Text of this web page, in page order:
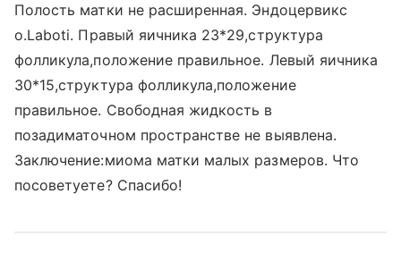
Полость матки не расширенная. Эндоцервикс
о.Laboti. Правый яичника 23*29,структура
фолликула,положение правильное. Левый яичника
30*15,структура фолликула,положение
правильное. Свободная жидкость в
позадиматочном пространстве не выявлена.
Заключение:миома матки малых размеров. Что
посоветуете? Спасибо!